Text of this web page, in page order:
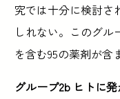
究では十分に検討さ
しれない。このグル
を含む95の薬剤が含
グループ2b ヒトに